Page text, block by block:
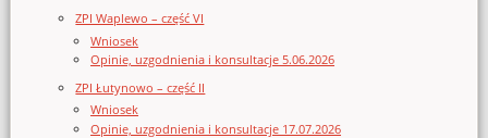
ZPI Waplewo – część VI
Wniosek
Opinie, uzgodnienia i konsultacje 5.06.2026
ZPI Łutynowo – część II
Wniosek
Opinie, uzgodnienia i konsultacje 17.07.2026